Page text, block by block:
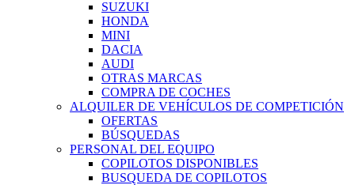
SUZUKI
HONDA
MINI
DACIA
AUDI
OTRAS MARCAS
COMPRA DE COCHES
ALQUILER DE VEHÍCULOS DE COMPETICIÓN
OFERTAS
BÚSQUEDAS
PERSONAL DEL EQUIPO
COPILOTOS DISPONIBLES
BUSQUEDA DE COPILOTOS